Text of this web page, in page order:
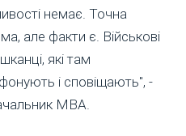
немає. Точна
але факти є. Військові
які там
і сповіщають", -
МВА.